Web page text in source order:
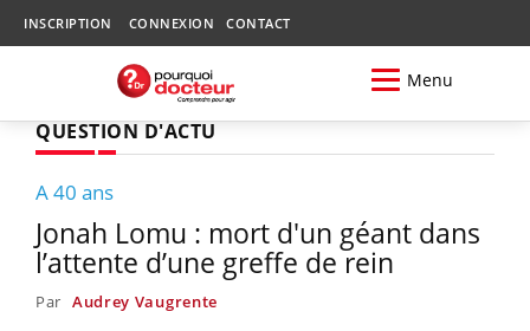
INSCRIPTION CONNEXION CONTACT
Menu
QUESTION D'ACTU
A 40 ans
Jonah Lomu : mort d'un géant dans
l’attente d’une greffe de rein
Par Audrey Vaugrente